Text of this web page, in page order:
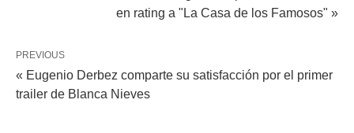
en rating a "La Casa de los Famosos" »
PREVIOUS
« Eugenio Derbez comparte su satisfacción por el primer
trailer de Blanca Nieves